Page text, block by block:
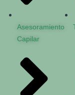
Asesoramiento
Capilar